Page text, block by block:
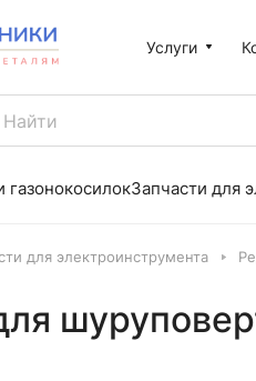
Услуги
газонокосилокЗапчасти для
для электроинструмента